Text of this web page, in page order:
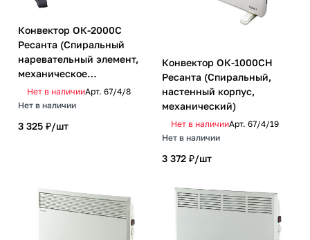
Конвектор ОК-2000С
Ресанта (Спиральный
наревательный элемент,
механическое
управление)
Нет в наличииАрт. 67/4/8
Нет в наличии
3 325 ₽/шт
Конвектор ОК-1000СН
Ресанта (Спиральный,
настенный корпус,
механический)
Нет в наличииАрт. 67/4/19
Нет в наличии
3 372 ₽/шт